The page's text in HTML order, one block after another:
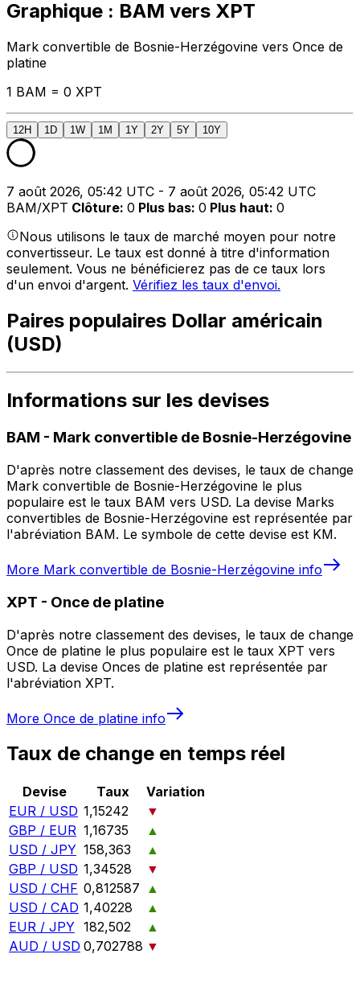
Graphique : BAM vers XPT
Mark convertible de Bosnie-Herzégovine vers Once de
platine
1 BAM = 0 XPT
12H 1D 1W 1M 1Y 2Y 5Y 10Y
7 août 2026, 05:42 UTC - 7 août 2026, 05:42 UTC
BAM/XPT Clôture: 0 Plus bas: 0 Plus haut: 0
Nous utilisons le taux de marché moyen pour notre
convertisseur. Le taux est donné à titre d'information
seulement. Vous ne bénéficierez pas de ce taux lors
d'un envoi d'argent. Vérifiez les taux d'envoi.
Paires populaires Dollar américain
(USD)
Informations sur les devises
BAM - Mark convertible de Bosnie-Herzégovine
D'après notre classement des devises, le taux de change
Mark convertible de Bosnie-Herzégovine le plus
populaire est le taux BAM vers USD. La devise Marks
convertibles de Bosnie-Herzégovine est représentée par
l'abréviation BAM. Le symbole de cette devise est KM.
More Mark convertible de Bosnie-Herzégovine info
XPT - Once de platine
D'après notre classement des devises, le taux de change
Once de platine le plus populaire est le taux XPT vers
USD. La devise Onces de platine est représentée par
l'abréviation XPT.
More Once de platine info
Taux de change en temps réel
Devise Taux
Variation
EUR / USD 1,15242
▼
GBP / EUR 1,16735
▲
USD / JPY 158,363
▲
GBP / USD 1,34528
▼
USD / CHF 0,812587 ▲
USD / CAD 1,40228
▲
EUR / JPY 182,502
▲
AUD / USD 0,702788 ▼